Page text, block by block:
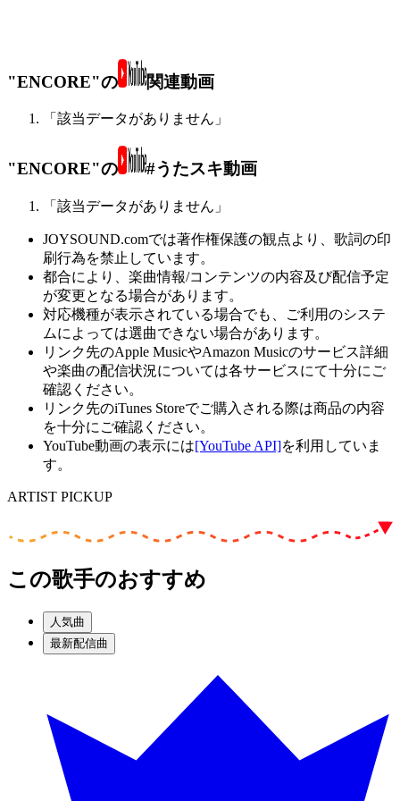
"ENCORE"の 関連動画
「該当データがありません」
"ENCORE"の #うたスキ動画
「該当データがありません」
JOYSOUND.comでは著作権保護の観点より、歌詞の印
刷行為を禁止しています。
都合により、楽曲情報/コンテンツの内容及び配信予定
が変更となる場合があります。
対応機種が表示されている場合でも、ご利用のシステ
ムによっては選曲できない場合があります。
リンク先のApple MusicやAmazon Musicのサービス詳細
や楽曲の配信状況については各サービスにて十分にご
確認ください。
リンク先のiTunes Storeでご購入される際は商品の内容
を十分にご確認ください。
YouTube動画の表示には[YouTube API]を利用していま
す。
ARTIST PICKUP
この歌手のおすすめ
人気曲
最新配信曲